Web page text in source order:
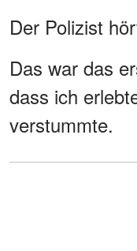
Der Polizist
Das war das
dass ich
verstummte.